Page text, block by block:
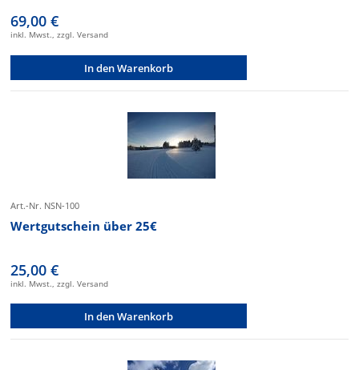
69,00 €
inkl. Mwst., zzgl. Versand
In den Warenkorb
Art.-Nr. NSN-100
Wertgutschein über 25€
25,00 €
inkl. Mwst., zzgl. Versand
In den Warenkorb